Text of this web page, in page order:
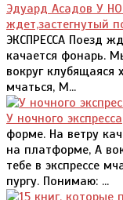
Эдуард Асадов У
ждет,застегнутый
ЭКСПРЕССА Поезд
качается фонарь.
вокруг клубящаяся
мчаться, М...
У ночного экспресса
форме. На ветру
на платформе, А
тебе в экспрессе
пургу. Понимаю: ...